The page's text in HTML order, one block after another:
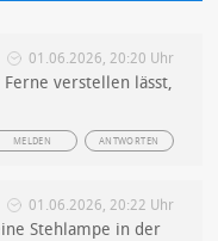
01.06.2026, 20:20 Uhr
Ferne verstellen lässt,
ANTWORTEN
MELDEN
01.06.2026, 20:22 Uhr
Stehlampe in der